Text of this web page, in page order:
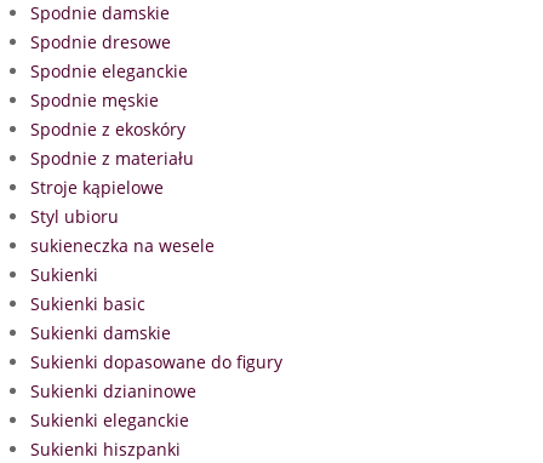
Spodnie damskie
Spodnie dresowe
Spodnie eleganckie
Spodnie męskie
Spodnie z ekoskóry
Spodnie z materiału
Stroje kąpielowe
Styl ubioru
sukieneczka na wesele
Sukienki
Sukienki basic
Sukienki damskie
Sukienki dopasowane do figury
Sukienki dzianinowe
Sukienki eleganckie
Sukienki hiszpanki